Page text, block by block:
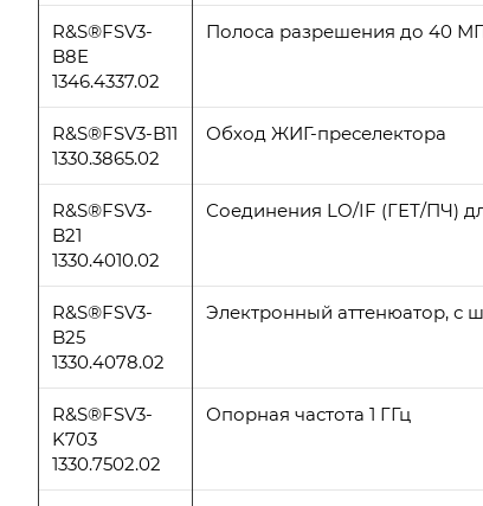
R&S®FSV3-
B8E
1346.4337.02
Полоса разрешения до 40
R&S®FSV3-B11
1330.3865.02
Обход ЖИГ-преселектора
R&S®FSV3-
B21
1330.4010.02
Соединения LO/IF (ГЕТ/ПЧ)
R&S®FSV3-
B25
1330.4078.02
Электронный аттенюатор, с
R&S®FSV3-
K703
1330.7502.02
Опорная частота 1 ГГц